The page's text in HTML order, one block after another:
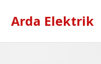
Arda Elektrik